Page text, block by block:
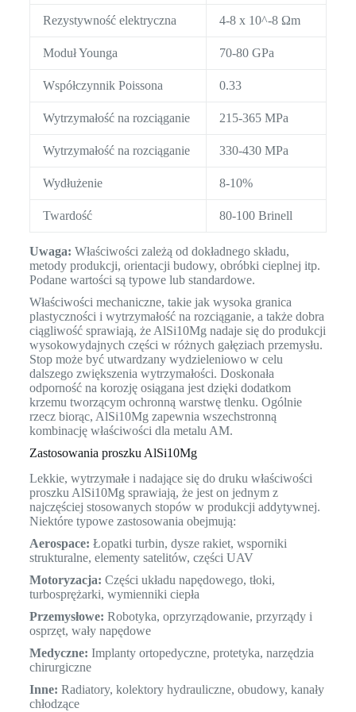
Rezystywność elektryczna 4-8 x 10^-8 Ωm
Moduł Younga 70-80 GPa
Współczynnik Poissona 0.33
Wytrzymałość na rozciąganie 215-365 MPa
Wytrzymałość na rozciąganie 330-430 MPa
Wydłużenie 8-10%
Twardość 80-100 Brinell
Uwaga: Właściwości zależą od dokładnego składu,
metody produkcji, orientacji budowy, obróbki cieplnej itp.
Podane wartości są typowe lub standardowe.
Właściwości mechaniczne, takie jak wysoka granica
plastyczności i wytrzymałość na rozciąganie, a także dobra
ciągliwość sprawiają, że AlSi10Mg nadaje się do produkcji
wysokowydajnych części w różnych gałęziach przemysłu.
Stop może być utwardzany wydzieleniowo w celu
dalszego zwiększenia wytrzymałości. Doskonała
odporność na korozję osiągana jest dzięki dodatkom
krzemu tworzącym ochronną warstwę tlenku. Ogólnie
rzecz biorąc, AlSi10Mg zapewnia wszechstronną
kombinację właściwości dla metalu AM.
Zastosowania proszku AlSi10Mg
Lekkie, wytrzymałe i nadające się do druku właściwości
proszku AlSi10Mg sprawiają, że jest on jednym z
najczęściej stosowanych stopów w produkcji addytywnej.
Niektóre typowe zastosowania obejmują:
Aerospace: Łopatki turbin, dysze rakiet, wsporniki
strukturalne, elementy satelitów, części UAV
Motoryzacja: Części układu napędowego, tłoki,
turbosprężarki, wymienniki ciepła
Przemysłowe: Robotyka, oprzyrządowanie, przyrządy i
osprzęt, wały napędowe
Medyczne: Implanty ortopedyczne, protetyka, narzędzia
chirurgiczne
Inne: Radiatory, kolektory hydrauliczne, obudowy, kanały
chłodzące